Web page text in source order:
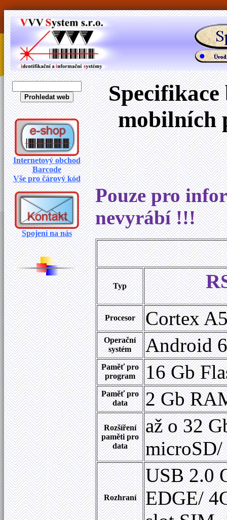
Internetový obchod
Barcode
Vše pro čárový kód
Spojení na nás
mobilních
Pouze pro
nevyrábí !!!
Typ
Procesor Cortex
Operační
systém
Android
Paměť pro
program
16 Gb
Paměť pro
data
2 Gb
Rozšíření
paměti pro
data
až o 32
Rozhraní
USB 2.0
EDGE/